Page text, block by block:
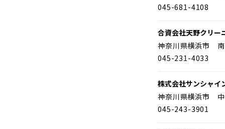
045-681-4108
合資会社天野クリー
神奈川県横浜市 南
045-231-4033
株式会社サンシャ
神奈川県横浜市 中
045-243-3901